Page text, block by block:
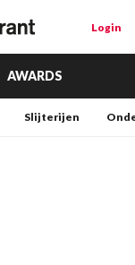
Login
AWARDS
Slijterijen